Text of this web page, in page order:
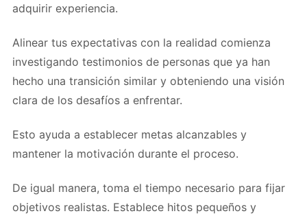
adquirir experiencia.
Alinear tus expectativas con la realidad comienza
investigando testimonios de personas que ya han
hecho una transición similar y obteniendo una visión
clara de los desafíos a enfrentar.
Esto ayuda a establecer metas alcanzables y
mantener la motivación durante el proceso.
De igual manera, toma el tiempo necesario para fijar
objetivos realistas. Establece hitos pequeños y